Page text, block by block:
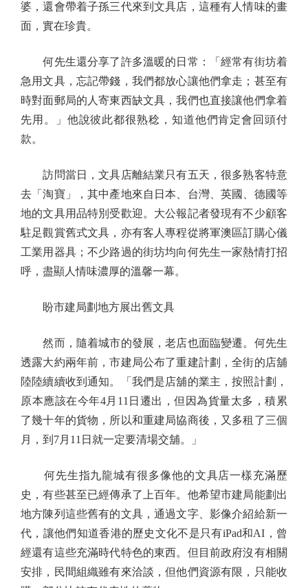
婆，還會帶着子孫三代來到文具店，這種有人情味的畫
面，實在珍貴。
何先生還分享了許多溫暖的日常：「經常有街坊着
急用文具，忘記帶錢，我們都放心讓他們拿走；甚至有
時對面郵局的人寄東西缺文具，我們也直接讓他們拿着
先用。」他說彼此都很熟稔，知道他們肯定會回頭付
款。
訪問當日，文具店離結業只有五天，很多熟客特意
去「淘寶」，其中產地來自日本、台灣、英國、德國等
地的文具用品特別受歡迎。大公報記者發現有不少顧客
駐足觀賞舊式文具，亦有客人專程從將軍澳區訂購心儀
工業用器具；不少路過的街坊均向何先生一家熱情打招
呼，盡顯人情味濃厚的溫馨一幕。
盼市建局劃地方展出舊文具
然而，隨着城市的發展，老店也面臨變遷。何先生
透露大約兩年前，市建局公布了重建計劃，全街的店舖
陸陸續續收到通知。「我們是店舖的業主，按照計劃，
原本應該在今年4月11日遷出，但因為貨量太多，積累
了幾十年的貨物，所以和重建局協商後，又多租了三個
月，到7月11日就一定要清場交舖。」
何先生指九龍城有很多像他的文具店一樣充滿歷
史，有些甚至已經傳承了上百年。他希望市建局能劃出
地方陳列這些舊有的文具，通過文字、影像介紹給新一
代，讓他們知道香港的歷史文化不是只有iPad和AI，曾
經還有這些充滿時代特色的東西。但目前政府沒有相關
安排，民間組織雖有來洽談，但他們資源有限，只能收